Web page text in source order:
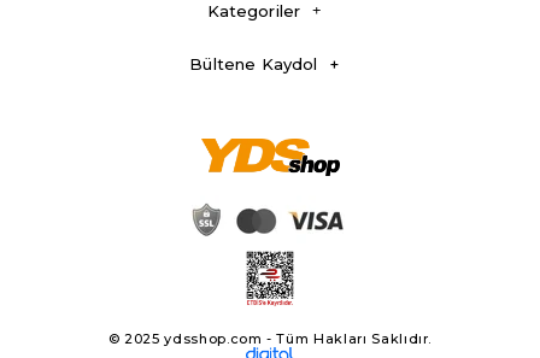
Kategoriler
Bültene Kaydol
© 2025 ydsshop.com - Tüm Hakları Saklıdır.